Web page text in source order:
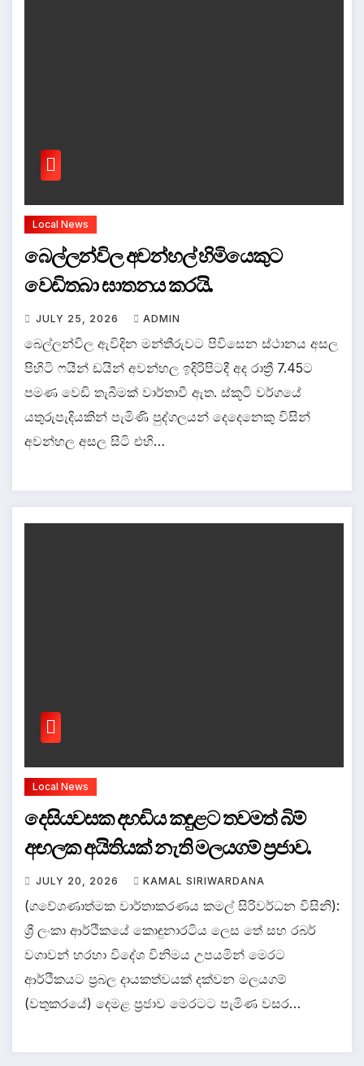
Local News
බෙල්ලන්විල අවන්හල් හිමියෙකුට
වෙඩිතබා ඝාතනය කරයි.
JULY 25, 2026 ADMIN
බෙල්ලන්විල ඇවිදින මන්තීරුවට පිවිසෙන ස්ථානය අසල
පිහිටි ෆයින් ඩයින් අවන්හල ඉදිරිපිටදී අද රාත්‍රී 7.45ට
පමණ වෙඩි තැබීමක් වාර්තාවී ඇත. ස්කූටි වර්ගයේ
යතුරුපැදියකින් පැමිණි පුද්ගලයන් දෙදෙනෙකු විසින්
අවන්හල අසල සිටි එහි…
Local News
දෙසියවසක දහඩිය කඳුළට තවමත් බිම්
අඟලක අයිතියක් නැති මලයගම් ප්‍රජාව.
JULY 20, 2026 KAMAL SIRIWARDANA
(ගවේශණාත්මක වාර්තාකරණය කමල් සිරිවර්ධන විසිනි):
ශ්‍රී ලංකා ආර්ථිකයේ කොඳුනාරටිය ලෙස තේ සහ රබර්
වගාවන් හරහා විදේශ විනිමය උපයමින් මෙරට
ආර්ථිකයට ප්‍රබල දායකත්වයක් දක්වන මලයගම්
(වතුකරයේ) දෙමළ ප්‍රජාව මෙරටට පැමිණ වසර…